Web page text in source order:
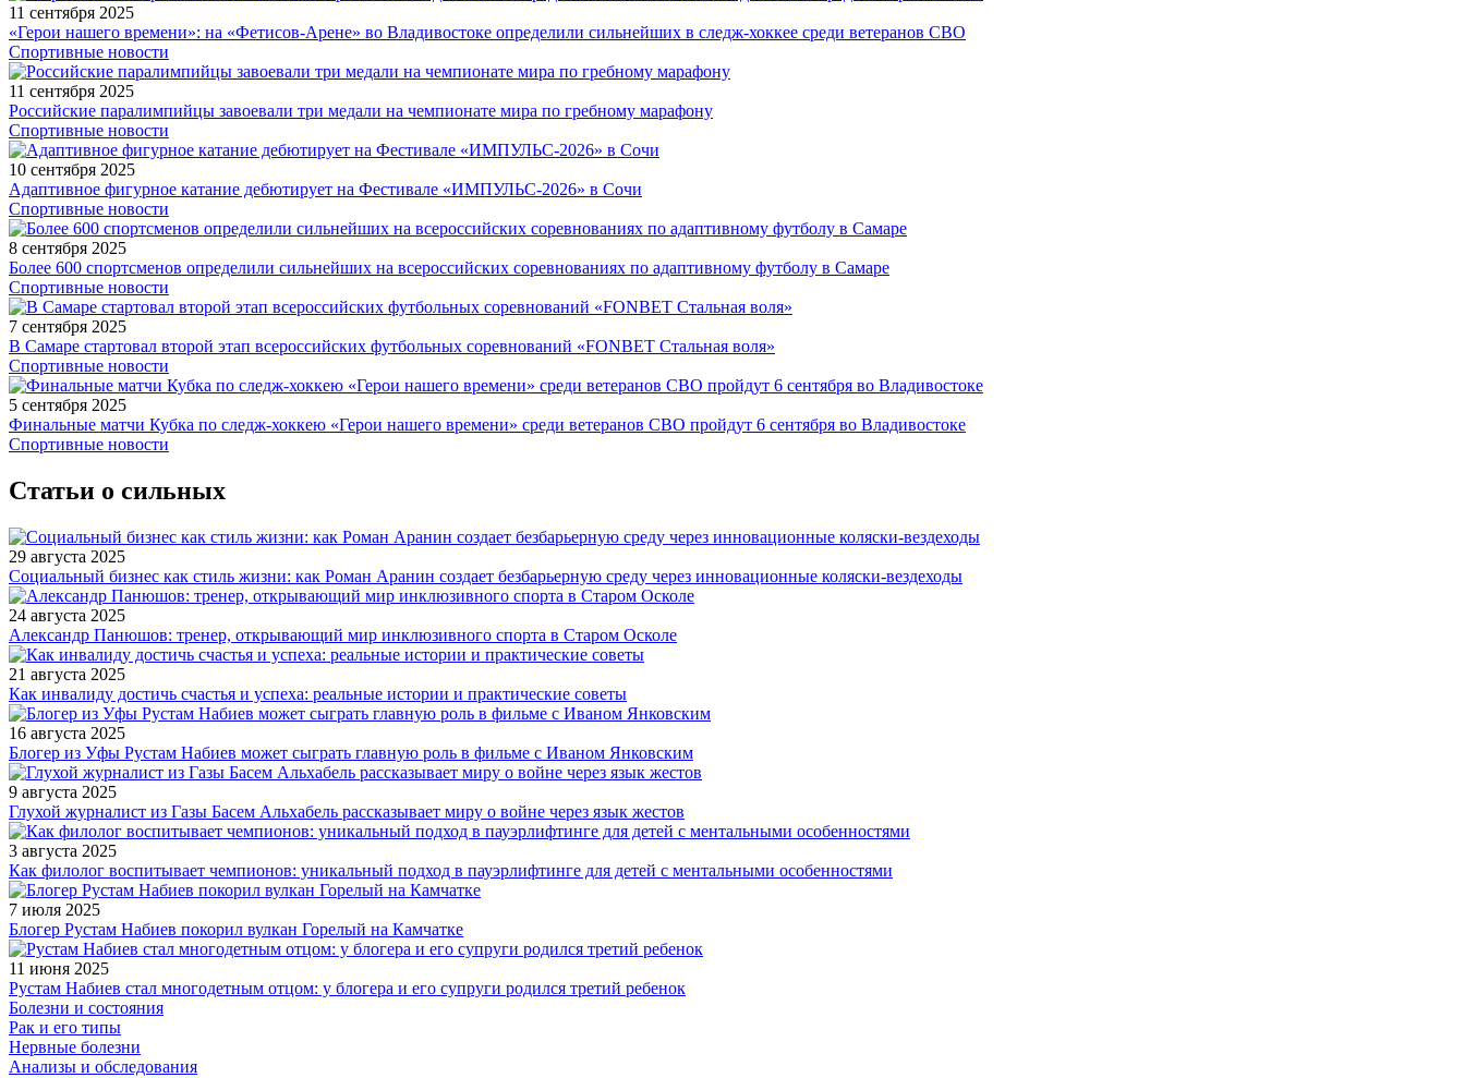
11 сентября 2025
«Герои нашего времени»: на «Фетисов-Арене» во Владивостоке определили сильнейших в следж-хоккее среди ветеранов СВО
Спортивные новости
11 сентября 2025
Российские паралимпийцы завоевали три медали на чемпионате мира по гребному марафону
Спортивные новости
10 сентября 2025
Адаптивное фигурное катание дебютирует на Фестивале «ИМПУЛЬС-2026» в Сочи
Спортивные новости
8 сентября 2025
Более 600 спортсменов определили сильнейших на всероссийских соревнованиях по адаптивному футболу в Самаре
Спортивные новости
7 сентября 2025
В Самаре стартовал второй этап всероссийских футбольных соревнований «FONBET Стальная воля»
Спортивные новости
5 сентября 2025
Финальные матчи Кубка по следж-хоккею «Герои нашего времени» среди ветеранов СВО пройдут 6 сентября во Владивостоке
Спортивные новости
Статьи о сильных
29 августа 2025
Социальный бизнес как стиль жизни: как Роман Аранин создает безбарьерную среду через инновационные коляски-вездеходы
24 августа 2025
Александр Панюшов: тренер, открывающий мир инклюзивного спорта в Старом Осколе
21 августа 2025
Как инвалиду достичь счастья и успеха: реальные истории и практические советы
16 августа 2025
Блогер из Уфы Рустам Набиев может сыграть главную роль в фильме с Иваном Янковским
9 августа 2025
Глухой журналист из Газы Басем Альхабель рассказывает миру о войне через язык жестов
3 августа 2025
Как филолог воспитывает чемпионов: уникальный подход в пауэрлифтинге для детей с ментальными особенностями
7 июля 2025
Блогер Рустам Набиев покорил вулкан Горелый на Камчатке
11 июня 2025
Рустам Набиев стал многодетным отцом: у блогера и его супруги родился третий ребенок
Болезни и состояния
Рак и его типы
Нервные болезни
Анализы и обследования